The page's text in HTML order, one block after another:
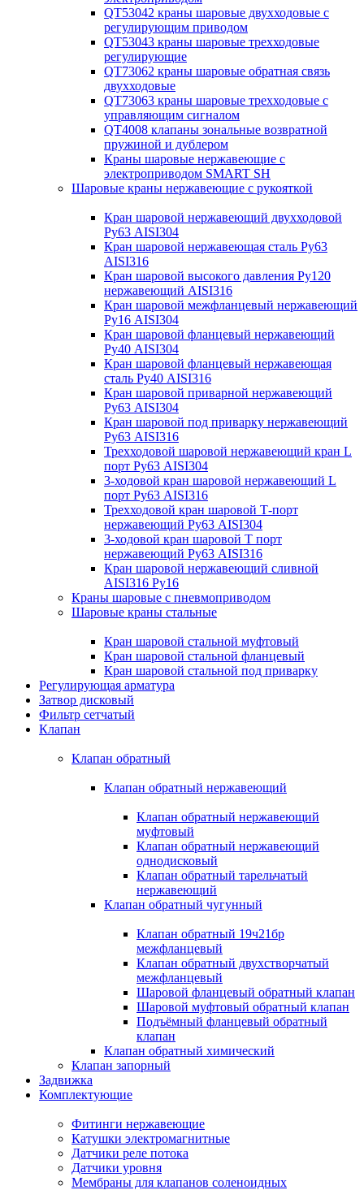
QT53042 краны шаровые двухходовые с
регулирующим приводом
QT53043 краны шаровые трехходовые
регулирующие
QT73062 краны шаровые обратная связь
двухходовые
QT73063 краны шаровые трехходовые с
управляющим сигналом
QT4008 клапаны зональные возвратной
пружиной и дублером
Краны шаровые нержавеющие с
электроприводом SMART SH
Шаровые краны нержавеющие с рукояткой
Кран шаровой нержавеющий двухходовой
Ру63 AISI304
Кран шаровой нержавеющая сталь Ру63
AISI316
Кран шаровой высокого давления Ру120
нержавеющий AISI316
Кран шаровой межфланцевый нержавеющий
Ру16 AISI304
Кран шаровой фланцевый нержавеющий
Ру40 AISI304
Кран шаровой фланцевый нержавеющая
сталь Ру40 AISI316
Кран шаровой приварной нержавеющий
Ру63 AISI304
Кран шаровой под приварку нержавеющий
Ру63 AISI316
Трехходовой шаровой нержавеющий кран L
порт Ру63 AISI304
3-ходовой кран шаровой нержавеющий L
порт Ру63 AISI316
Трехходовой кран шаровой Т-порт
нержавеющий Ру63 AISI304
3-ходовой кран шаровой Т порт
нержавеющий Ру63 AISI316
Кран шаровой нержавеющий сливной
AISI316 Ру16
Краны шаровые с пневмоприводом
Шаровые краны стальные
Кран шаровой стальной муфтовый
Кран шаровой стальной фланцевый
Кран шаровой стальной под приварку
Регулирующая арматура
Затвор дисковый
Фильтр сетчатый
Клапан
Клапан обратный
Клапан обратный нержавеющий
Клапан обратный нержавеющий
муфтовый
Клапан обратный нержавеющий
однодисковый
Клапан обратный тарельчатый
нержавеющий
Клапан обратный чугунный
Клапан обратный 19ч21бр
межфланцевый
Клапан обратный двухстворчатый
межфланцевый
Шаровой фланцевый обратный клапан
Шаровой муфтовый обратный клапан
Подъёмный фланцевый обратный
клапан
Клапан обратный химический
Клапан запорный
Задвижка
Комплектующие
Фитинги нержавеющие
Катушки электромагнитные
Датчики реле потока
Датчики уровня
Мембраны для клапанов соленоидных